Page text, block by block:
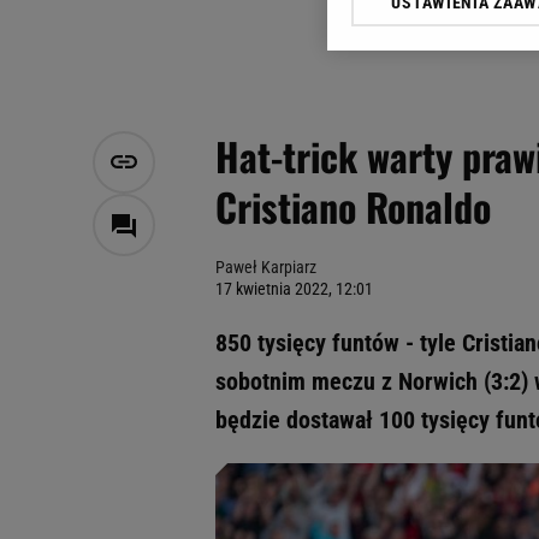
Hat-trick warty
Cristiano Ronaldo
Paweł Karpiarz
17 kwietnia 2022, 12:01
850 tysięcy funtów - tyle
sobotnim meczu z Norwich
będzie dostawał 100 tysięcy
Klikając „Akceptuję”
Zaufanych Partnerów i
My, nasi Zaufani
Przechowywanie